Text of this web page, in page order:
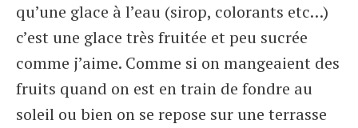
qu’une glace à l’eau (sirop, colorants etc…)
c’est une glace très fruitée et peu sucrée
comme j’aime. Comme si on mangeaient des
fruits quand on est en train de fondre au
soleil ou bien on se repose sur une terrasse